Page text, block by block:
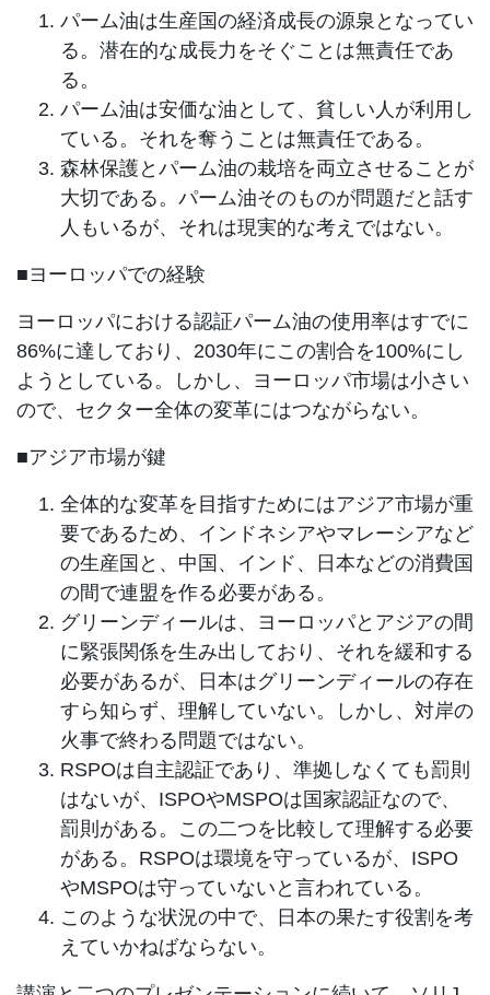
パーム油は生産国の経済成長の源泉となってい
る。潜在的な成長力をそぐことは無責任であ
る。
パーム油は安価な油として、貧しい人が利用し
ている。それを奪うことは無責任である。
森林保護とパーム油の栽培を両立させることが
大切である。パーム油そのものが問題だと話す
人もいるが、それは現実的な考えではない。
■ヨーロッパでの経験
ヨーロッパにおける認証パーム油の使用率はすでに
86%に達しており、2030年にこの割合を100%にし
ようとしている。しかし、ヨーロッパ市場は小さい
ので、セクター全体の変革にはつながらない。
■アジア市場が鍵
全体的な変革を目指すためにはアジア市場が重
要であるため、インドネシアやマレーシアなど
の生産国と、中国、インド、日本などの消費国
の間で連盟を作る必要がある。
グリーンディールは、ヨーロッパとアジアの間
に緊張関係を生み出しており、それを緩和する
必要があるが、日本はグリーンディールの存在
すら知らず、理解していない。しかし、対岸の
火事で終わる問題ではない。
RSPOは自主認証であり、準拠しなくても罰則
はないが、ISPOやMSPOは国家認証なので、
罰則がある。この二つを比較して理解する必要
がある。RSPOは環境を守っているが、ISPO
やMSPOは守っていないと言われている。
このような状況の中で、日本の果たす役割を考
えていかねばならない。